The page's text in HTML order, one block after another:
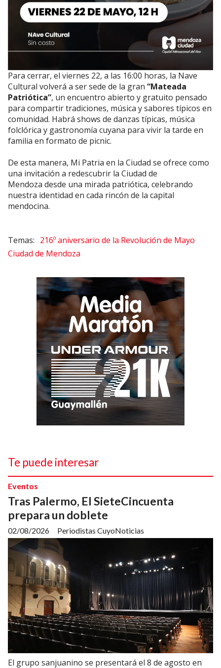
Para cerrar, el viernes 22, a las 16:00 horas, la Nave
Cultural volverá a ser sede de la gran “Mateada
Patriótica”, un encuentro abierto y gratuito pensado
para compartir tradiciones, música y sabores típicos en
comunidad. Habrá shows de danzas típicas, música
folclórica y gastronomía cuyana para vivir la tarde en
familia en formato de picnic.
De esta manera, Mi Patria en la Ciudad se ofrece como
una invitación a redescubrir la Ciudad de
Mendoza desde una mirada patriótica, celebrando
nuestra identidad en cada rincón de la capital
mendocina.
216º aniversario de la Revolución de Mayo
Ciudad de Mendoza
Te puede interesar
Tras Palermo, El SieteCincuenta
prepara un doblete
Periodistas CuyoNoticias
Eventos
02/08/2026
El grupo sanjuanino se presentará el 8 de agosto en